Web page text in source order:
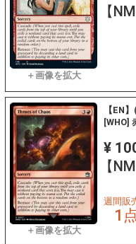
【
【EN
[WHO]
¥
【
週間販
1